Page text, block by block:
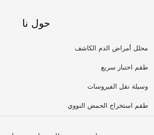
محلل أمراض الدم الكاشف
طقم اختبار سريع
وسيلة نقل الفيروسات
طقم استخراج الحمض النووي
حول نا